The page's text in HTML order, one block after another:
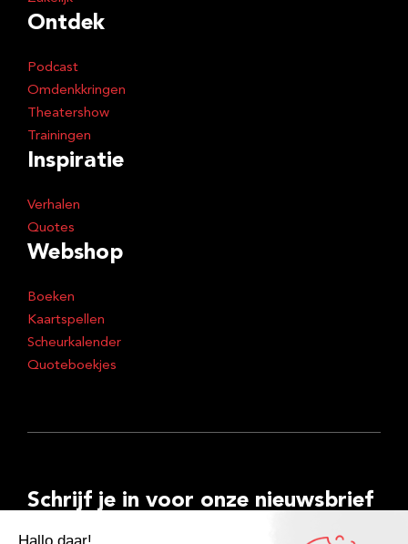
Ontdek
Podcast
Omdenkkringen
Theatershow
Trainingen
Inspiratie
Verhalen
Quotes
Webshop
Boeken
Kaartspellen
Scheurkalender
Quoteboekjes
Schrijf je in voor onze nieuwsbrief